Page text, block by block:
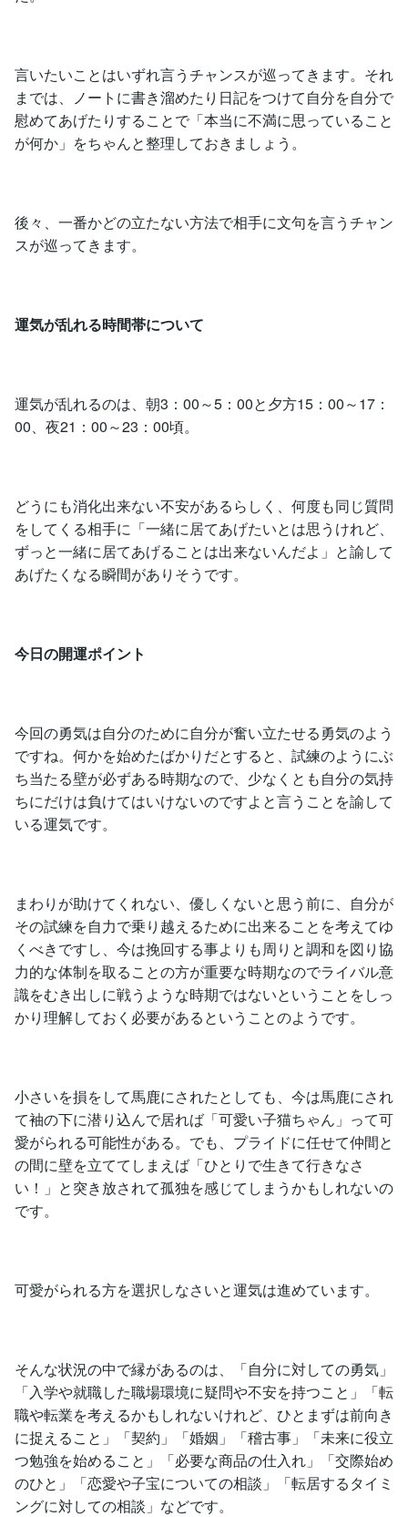
言いたいことはいずれ言うチャンスが巡ってきます。それ
までは、ノートに書き溜めたり日記をつけて自分を自分で
慰めてあげたりすることで「本当に不満に思っていること
が何か」をちゃんと整理しておきましょう。
後々、一番かどの立たない方法で相手に文句を言うチャン
スが巡ってきます。
運気が乱れる時間帯について
運気が乱れるのは、朝3：00～5：00と夕方15：00～17：
00、夜21：00～23：00頃。
どうにも消化出来ない不安があるらしく、何度も同じ質問
をしてくる相手に「一緒に居てあげたいとは思うけれど、
ずっと一緒に居てあげることは出来ないんだよ」と諭して
あげたくなる瞬間がありそうです。
今日の開運ポイント
今回の勇気は自分のために自分が奮い立たせる勇気のよう
ですね。何かを始めたばかりだとすると、試練のようにぶ
ち当たる壁が必ずある時期なので、少なくとも自分の気持
ちにだけは負けてはいけないのですよと言うことを諭して
いる運気です。
まわりが助けてくれない、優しくないと思う前に、自分が
その試練を自力で乗り越えるために出来ることを考えてゆ
くべきですし、今は挽回する事よりも周りと調和を図り協
力的な体制を取ることの方が重要な時期なのでライバル意
識をむき出しに戦うような時期ではないということをしっ
かり理解しておく必要があるということのようです。
小さいを損をして馬鹿にされたとしても、今は馬鹿にされ
て袖の下に潜り込んで居れば「可愛い子猫ちゃん」って可
愛がられる可能性がある。でも、プライドに任せて仲間と
の間に壁を立ててしまえば「ひとりで生きて行きなさ
い！」と突き放されて孤独を感じてしまうかもしれないの
です。
可愛がられる方を選択しなさいと運気は進めています。
そんな状況の中で縁があるのは、「自分に対しての勇気」
「入学や就職した職場環境に疑問や不安を持つこと」「転
職や転業を考えるかもしれないけれど、ひとまずは前向き
に捉えること」「契約」「婚姻」「稽古事」「未来に役立
つ勉強を始めること」「必要な商品の仕入れ」「交際始め
のひと」「恋愛や子宝についての相談」「転居するタイミ
ングに対しての相談」などです。